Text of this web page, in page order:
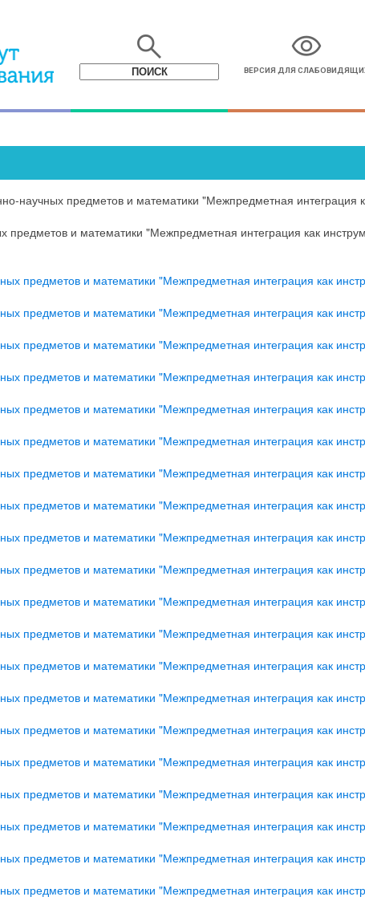
search visibility
ВЕРСИЯ ДЛЯ
научных предметов и математики "Межпредметная интеграция
предметов и математики "Межпредметная интеграция как